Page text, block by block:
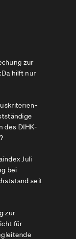
zur
hilft nur
des DIHK-
Juli
bei
seit
zur
für